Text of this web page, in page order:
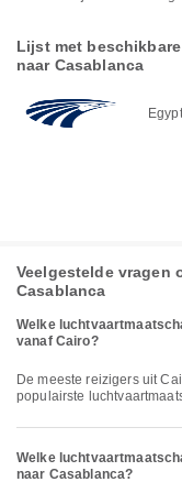
Lijst met
naar Casablanca
Veelgestelde vragen
Casablanca
Welke
vanaf Cairo?
De meeste reizigers uit
populairste
Welke
naar Casablanca?